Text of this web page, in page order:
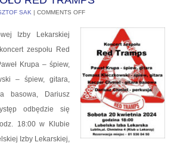
SAK | COMMENTS OFF
Izby Lekarskiej
zespołu Red
Krupa – śpiew,
– śpiew, gitara,
basowa, Dariusz
odbędzie się
18:00 w Klubie
Izby Lekarskiej,